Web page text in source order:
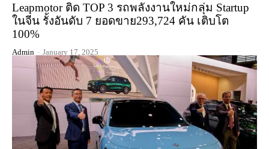
Leapmotor ติด TOP 3 รถพลังงานใหม่กลุ่ม Startup
ในจีน รั้งอันดับ 7 ยอดขาย293,724 คัน เติบโต
100%
Admin - January 17, 2025